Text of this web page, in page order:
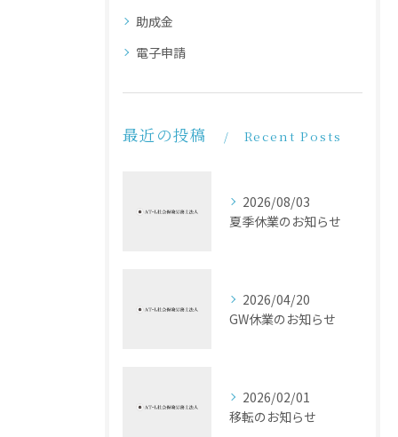
助成金
電子申請
最近の投稿 Recent Posts
2026/08/03
夏季休業のお知らせ
2026/04/20
GW休業のお知らせ
2026/02/01
移転のお知らせ